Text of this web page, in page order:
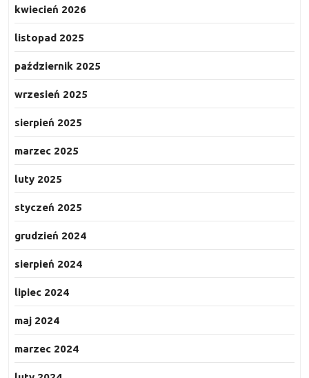
kwiecień 2026
listopad 2025
październik 2025
wrzesień 2025
sierpień 2025
marzec 2025
luty 2025
styczeń 2025
grudzień 2024
sierpień 2024
lipiec 2024
maj 2024
marzec 2024